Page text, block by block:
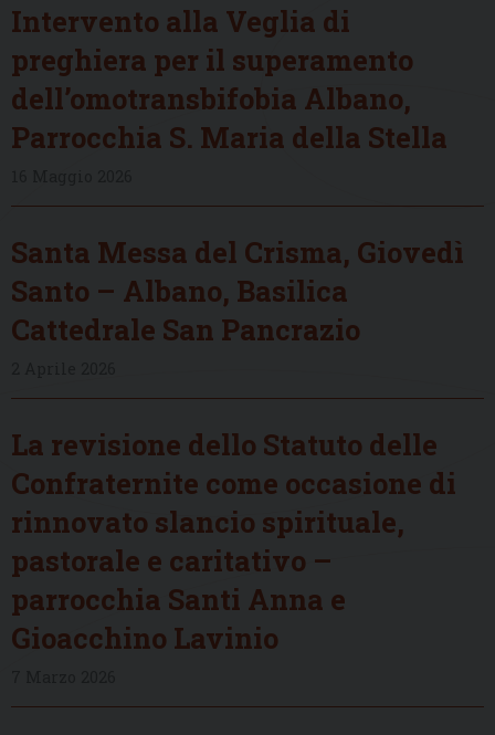
Intervento alla Veglia di
preghiera per il superamento
dell’omotransbifobia Albano,
Parrocchia S. Maria della Stella
Santa Messa del Crisma, Giovedì
Santo – Albano, Basilica
Cattedrale San Pancrazio
La revisione dello Statuto delle
Confraternite come occasione di
rinnovato slancio spirituale,
pastorale e caritativo –
parrocchia Santi Anna e
Gioacchino Lavinio